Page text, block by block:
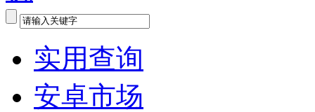
实用查询
安卓市场